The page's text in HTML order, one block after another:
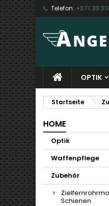
Telefon: +371 20
OPTIK
Startseite
HOME
Optik
Waffenpflege
Zubehör
Schienen